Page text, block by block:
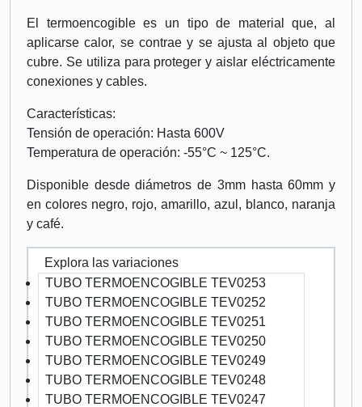
El termoencogible es un tipo de material que, al
aplicarse calor, se contrae y se ajusta al objeto que
cubre. Se utiliza para proteger y aislar eléctricamente
conexiones y cables.
Características:
Tensión de operación: Hasta 600V
Temperatura de operación: -55°C ~ 125°C.
Disponible desde diámetros de 3mm hasta 60mm y
en colores negro, rojo, amarillo, azul, blanco, naranja
y café.
Explora las variaciones
TUBO TERMOENCOGIBLE TEV0253
TUBO TERMOENCOGIBLE TEV0252
TUBO TERMOENCOGIBLE TEV0251
TUBO TERMOENCOGIBLE TEV0250
TUBO TERMOENCOGIBLE TEV0249
TUBO TERMOENCOGIBLE TEV0248
TUBO TERMOENCOGIBLE TEV0247